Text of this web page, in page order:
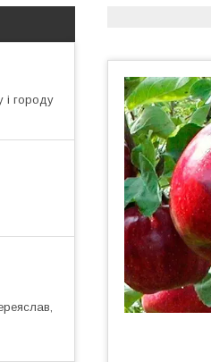
і городу